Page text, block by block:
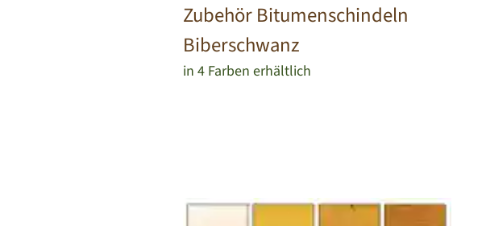
Zubehör Bitumenschindeln
Biberschwanz
in 4 Farben erhältlich